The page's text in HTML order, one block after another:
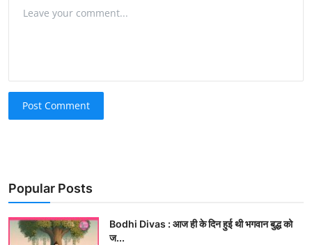
Post Comment
Popular Posts
Bodhi Divas : आज ही के दिन हुई थी भगवान बुद्ध को
ज...